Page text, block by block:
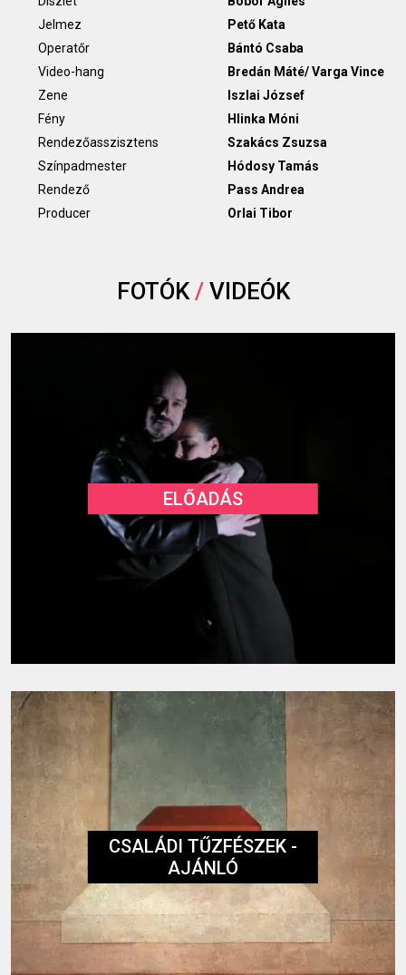
Jelmez
Pető Kata
Operatőr
Bántó Csaba
Video-hang
Bredán Máté/ Varga Vince
Zene
Iszlai József
Fény
Hlinka Móni
Rendezőasszisztens
Szakács Zsuzsa
Színpadmester
Hódosy Tamás
Rendező
Pass Andrea
Producer
Orlai Tibor
FOTÓK/VIDEÓK
ELŐADÁS
CSALÁDI TŰZFÉSZEK -
AJÁNLÓ